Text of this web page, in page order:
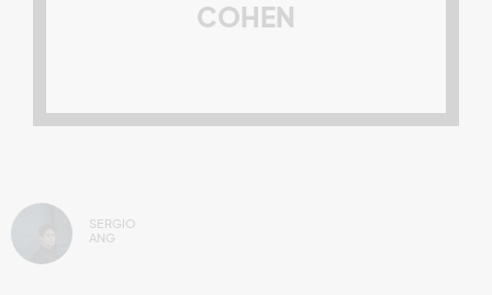
COHEN
SERGIO
ANG